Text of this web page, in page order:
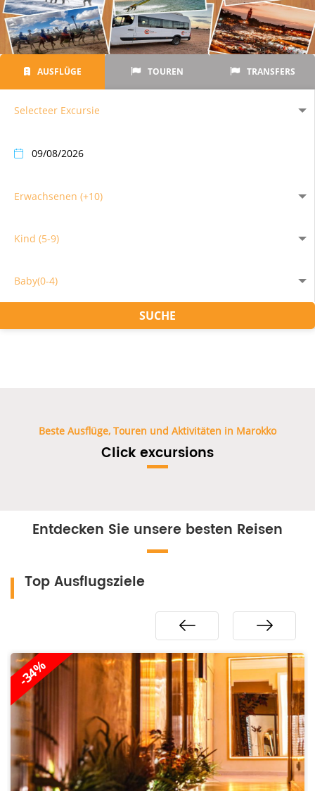
AUSFLÜGE TOUREN TRANSFERS
Selecteer Excursie
Erwachsenen (+10)
Kind (5-9)
Baby(0-4)
SUCHE
Beste Ausflüge, Touren und Aktivitäten in Marokko
Click excursions
Entdecken Sie unsere besten Reisen
Top Ausflugsziele
-38%